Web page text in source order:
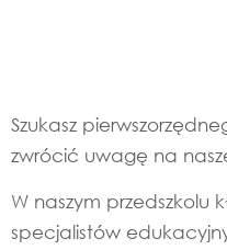
Szukasz
zwrócić uwagę na
W naszym przedszkolu
specjalistów